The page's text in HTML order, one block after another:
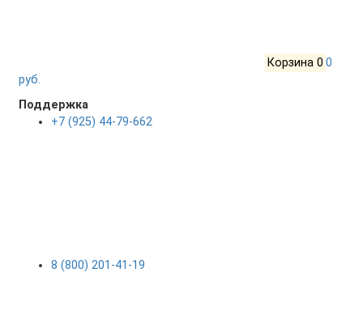
Корзина 0 0
руб.
Поддержка
+7 (925) 44-79-662
8 (800) 201-41-19